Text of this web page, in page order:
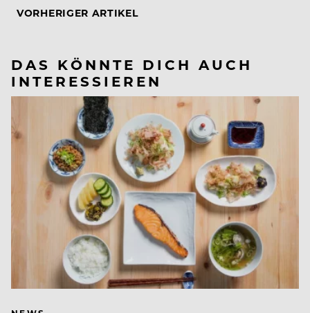
VORHERIGER ARTIKEL
DAS KÖNNTE DICH AUCH
INTERESSIEREN